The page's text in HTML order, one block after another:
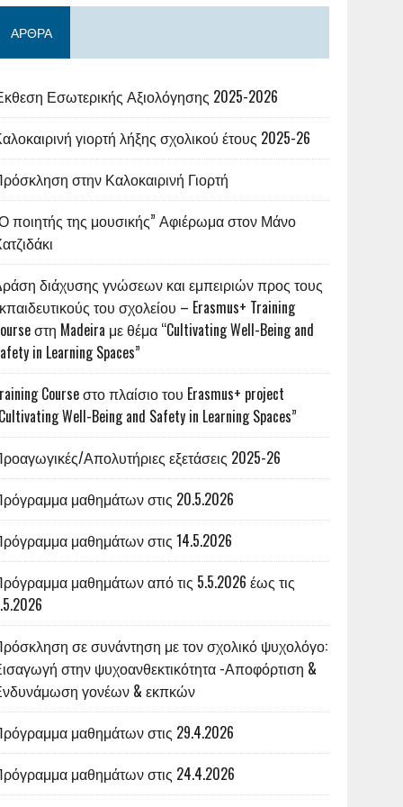
ΆΡΘΡΑ
Εσωτερικής Αξιολόγησης 2025-2026
γιορτή λήξης σχολικού έτους 2025-26
στην Καλοκαιρινή Γιορτή
ποιητής της μουσικής” Αφιέρωμα στον Μάνο
διάχυσης γνώσεων και εμπειριών προς τους
του σχολείου – Erasmus+ Training
στη Madeira με θέμα “Cultivating Well-Being and
in Learning Spaces”
Course στο πλαίσιο του Erasmus+ project
Well-Being and Safety in Learning Spaces”
Απολυτήριες εξετάσεις 2025-26
μαθημάτων στις 20.5.2026
μαθημάτων στις 14.5.2026
μαθημάτων από τις 5.5.2026 έως τις
σε συνάντηση με τον σχολικό ψυχολόγο:
στην ψυχοανθεκτικότητα -Αποφόρτιση &
γονέων & εκπκών
μαθημάτων στις 29.4.2026
μαθημάτων στις 24.4.2026